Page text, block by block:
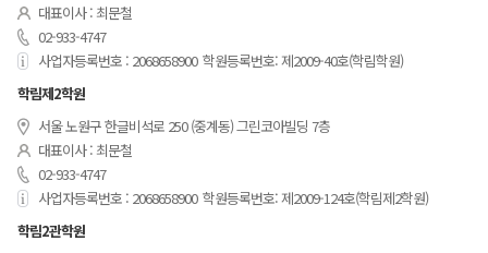
대표이사 : 최문철
02-933-4747
사업자등록번호 : 2068658900 학원등록번호: 제2009-40호(학림학원)
학림제2학원
서울 노원구 한글비석로 250 (중계동) 그린코아빌딩 7층
대표이사 : 최문철
02-933-4747
사업자등록번호 : 2068658900 학원등록번호: 제2009-124호(학림제2학원)
학림2관학원